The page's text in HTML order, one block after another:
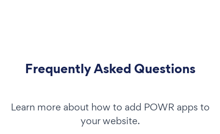
Frequently Asked Questions
Learn more about how to add POWR apps to
your website.